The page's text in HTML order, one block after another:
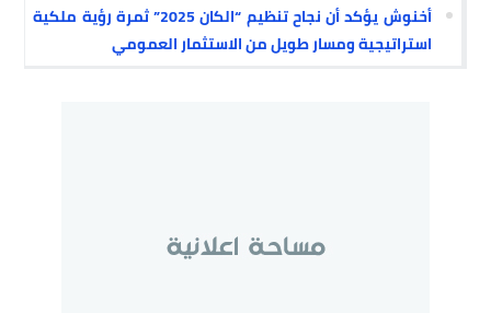
أخنوش يؤكد أن نجاح تنظيم “الكان 2025” ثمرة رؤية ملكية
استراتيجية ومسار طويل من الاستثمار العمومي